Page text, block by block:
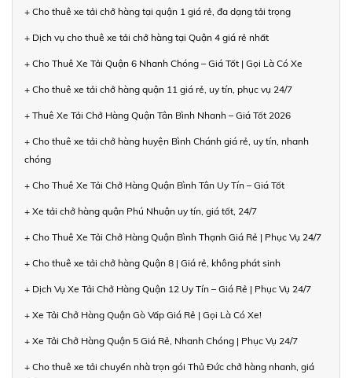
+ Cho thuê xe tải chở hàng tại quận 1 giá rẻ, đa dạng tải trọng
+ Dịch vụ cho thuê xe tải chở hàng tại Quận 4 giá rẻ nhất
+ Cho Thuê Xe Tải Quận 6 Nhanh Chóng – Giá Tốt | Gọi Là Có Xe
+ Cho thuê xe tải chở hàng quận 11 giá rẻ, uy tín, phục vụ 24/7
+ Thuê Xe Tải Chở Hàng Quận Tân Bình Nhanh – Giá Tốt 2026
+ Cho thuê xe tải chở hàng huyện Bình Chánh giá rẻ, uy tín, nhanh
chóng
+ Cho Thuê Xe Tải Chở Hàng Quận Bình Tân Uy Tín – Giá Tốt
+ Xe tải chở hàng quận Phú Nhuận uy tín, giá tốt, 24/7
+ Cho Thuê Xe Tải Chở Hàng Quận Bình Thạnh Giá Rẻ | Phục Vụ 24/7
+ Cho thuê xe tải chở hàng Quận 8 | Giá rẻ, không phát sinh
+ Dịch Vụ Xe Tải Chở Hàng Quận 12 Uy Tín – Giá Rẻ | Phục Vụ 24/7
+ Xe Tải Chở Hàng Quận Gò Vấp Giá Rẻ | Gọi Là Có Xe!
+ Xe Tải Chở Hàng Quận 5 Giá Rẻ, Nhanh Chóng | Phục Vụ 24/7
+ Cho thuê xe tải chuyển nhà trọn gói Thủ Đức chở hàng nhanh, giá